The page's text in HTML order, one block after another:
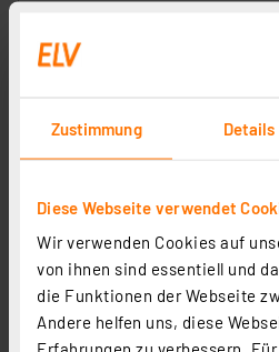
Zustimmung Details
Diese Webseite verwendet
Wir verwenden Cookies auf
von ihnen sind essentiell und
die Funktionen der Webseite
Andere helfen uns, diese